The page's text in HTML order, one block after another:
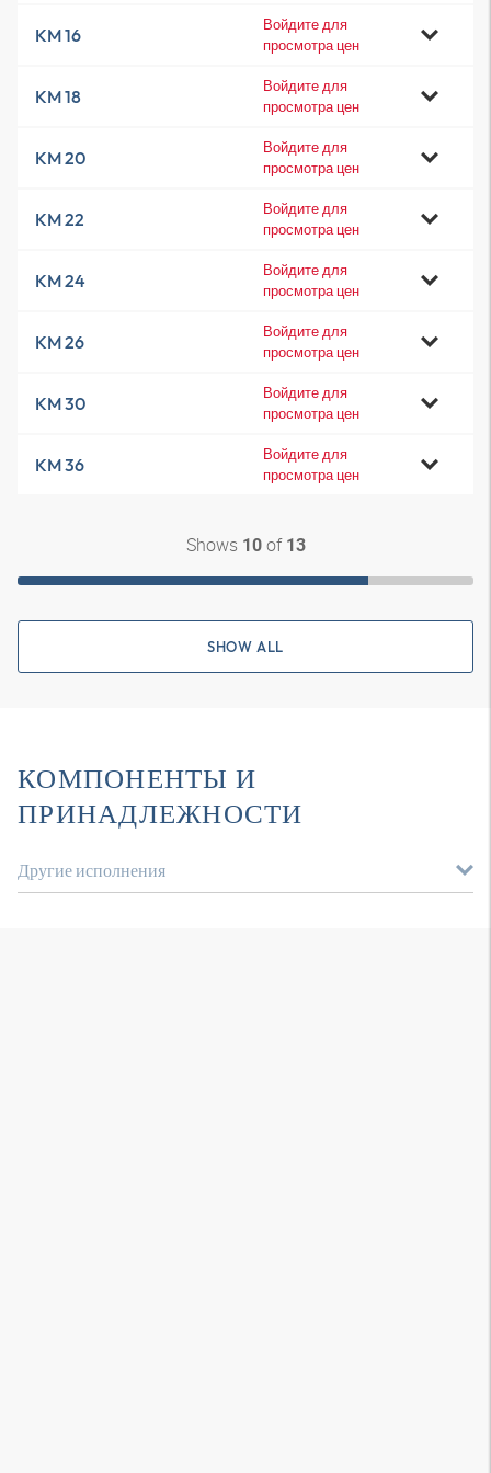
KM 16
Войдите для
просмотра цен
KM 18
Войдите для
просмотра цен
KM 20
Войдите для
просмотра цен
KM 22
Войдите для
просмотра цен
KM 24
Войдите для
просмотра цен
KM 26
Войдите для
просмотра цен
KM 30
Войдите для
просмотра цен
KM 36
Войдите для
просмотра цен
Shows 10of 13
SHOW ALL
КОМПОНЕНТЫ И
ПРИНАДЛЕЖНОСТИ
Другие исполнения